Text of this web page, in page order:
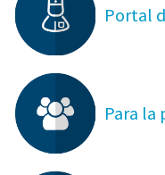
Portal
Para la